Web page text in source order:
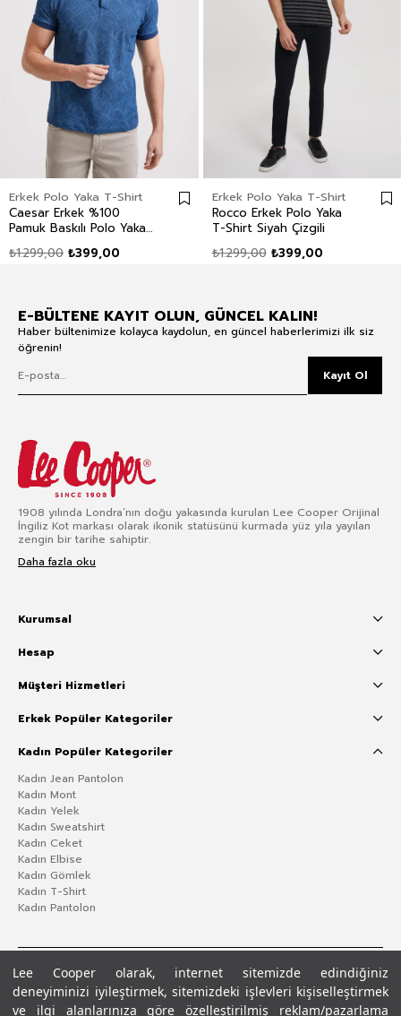
Lee Cooper olarak, internet sitemizde edindiğiniz
deneyiminizi iyileştirmek, sitemizdeki işlevleri kişiselleştirmek
ve ilgi alanlarınıza göre özelleştirilmiş reklam/pazarlama
Erkek Polo Yaka T-Shirt
Caesar Erkek %100
Pamuk Baskılı Polo Yaka
₺399,00
₺1.299,00
Erkek Polo Yaka T-Shirt
Rocco Erkek Polo Yaka
T-Shirt Siyah Çizgili
₺399,00
₺1.299,00
E-BÜLTENE KAYIT OLUN, GÜNCEL KALIN!
Haber bültenimize kolayca kaydolun, en güncel haberlerimizi ilk siz
öğrenin!
Kayıt Ol
1908 yılında Londra’nın doğu yakasında kurulan Lee Cooper Orijinal
İngiliz Kot markası olarak ikonik statüsünü kurmada yüz yıla yayılan
zengin bir tarihe sahiptir.
Daha fazla oku
Kurumsal
Hesap
Müşteri Hizmetleri
Erkek Popüler Kategoriler
Kadın Popüler Kategoriler
Kadın Jean Pantolon
Kadın Mont
Kadın Yelek
Kadın Sweatshirt
Kadın Ceket
Kadın Elbise
Kadın Gömlek
Kadın T-Shirt
Kadın Pantolon